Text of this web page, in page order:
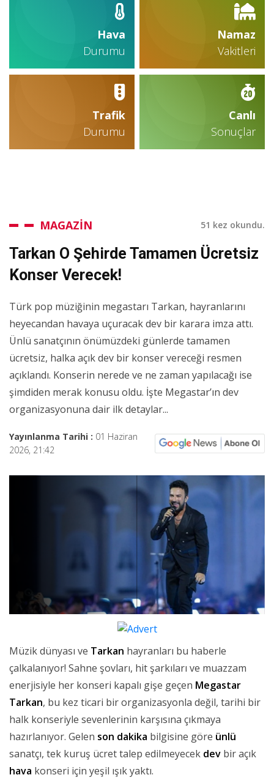
Hava
Durumu
Namaz
Vakitleri
Trafik
Durumu
Canlı
Sonuçlar
MAGAZİN 51 kez okundu.
Tarkan O Şehirde Tamamen Ücretsiz
Konser Verecek!
Türk pop müziğinin megastarı Tarkan, hayranlarını
heyecandan havaya uçuracak dev bir karara imza attı.
Ünlü sanatçının önümüzdeki günlerde tamamen
ücretsiz, halka açık dev bir konser vereceği resmen
açıklandı. Konserin nerede ve ne zaman yapılacağı ise
şimdiden merak konusu oldu. İşte Megastar’ın dev
organizasyonuna dair ilk detaylar...
Yayınlanma Tarihi : 01 Haziran
2026, 21:42
Müzik dünyası ve Tarkan hayranları bu haberle
çalkalanıyor! Sahne şovları, hit şarkıları ve muazzam
enerjisiyle her konseri kapalı gişe geçen Megastar
Tarkan, bu kez ticari bir organizasyonla değil, tarihi bir
halk konseriyle sevenlerinin karşısına çıkmaya
hazırlanıyor. Gelen son dakika bilgisine göre ünlü
sanatçı, tek kuruş ücret talep edilmeyecek dev bir açık
hava konseri için yeşil ışık yaktı.